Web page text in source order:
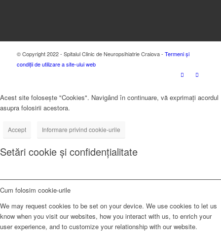
© Copyright 2022 - Spitalul Clinic de Neuropsihiatrie Craiova - Termeni și
condiții de utilizare a site-ului web
Acest site folosește "Cookies". Navigând în continuare, vă exprimați acordul
asupra folosirii acestora.
Accept Informare privind cookie-urile
Setări cookie și confidențialitate
Cum folosim cookie-urile
We may request cookies to be set on your device. We use cookies to let us
know when you visit our websites, how you interact with us, to enrich your
user experience, and to customize your relationship with our website.